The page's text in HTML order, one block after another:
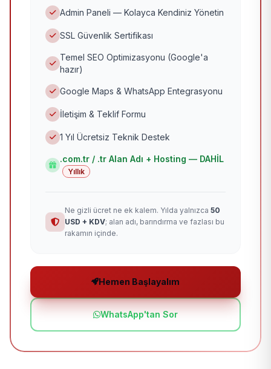
Admin Paneli — Kolayca Kendiniz Yönetin
SSL Güvenlik Sertifikası
Temel SEO Optimizasyonu (Google'a
hazır)
Google Maps & WhatsApp Entegrasyonu
İletişim & Teklif Formu
1 Yıl Ücretsiz Teknik Destek
.com.tr / .tr Alan Adı + Hosting — DAHİL
Yıllık
Ne gizli ücret ne ek kalem. Yılda yalnızca 50
USD + KDV; alan adı, barındırma ve fazlası bu
rakamın içinde.
Hemen Başlayalım
WhatsApp'tan Sor